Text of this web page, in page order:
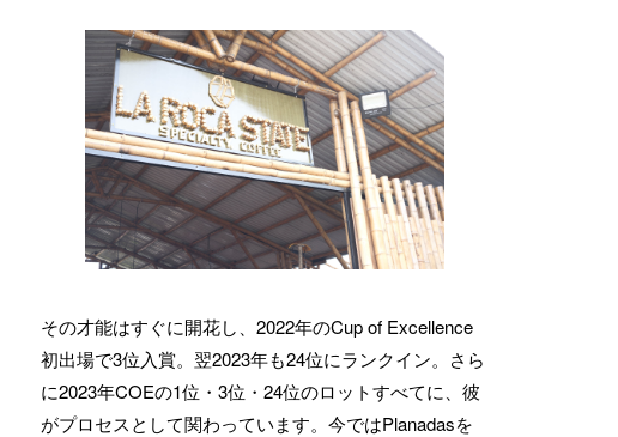
その才能はすぐに開花し、2022年のCup of Excellence
初出場で3位入賞。翌2023年も24位にランクイン。さら
に2023年COEの1位・3位・24位のロットすべてに、彼
がプロセスとして関わっています。今ではPlanadasを